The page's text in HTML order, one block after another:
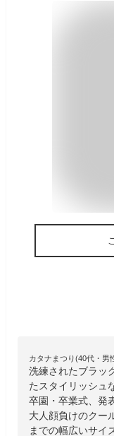
カタナまつり(40代・男
洗練されたブラッ
たスタイリッシュ
卒園・卒業式、発
大人顔負けのクー
までの幅広いサイ